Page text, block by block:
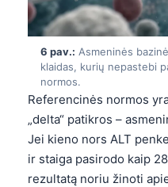
6 pav.: Asmeninės
klaidas, kurių nepastebi
normos.
Referencinės normos
„delta“ patikros –
Jei kieno nors ALT
ir staiga pasirodo kaip
rezultatą noriu žinoti
ភាសាខ្មែរ
Kiswahili
አማርኛ
Українська
O‘zbekcha
Қазақ тілі